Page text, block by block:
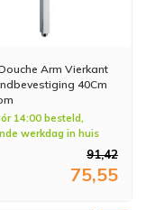
Arm Vierkant
40Cm
14:00 besteld,
werkdag in huis
91,42
75,55